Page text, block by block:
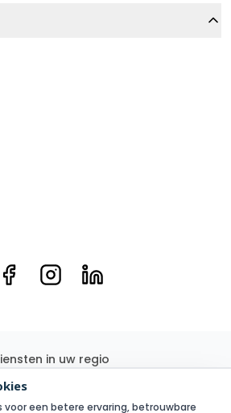
voor een betere ervaring, betrouwbare
in uw regio
LaadpaalZonnepanelen